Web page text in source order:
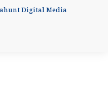
Digital Media